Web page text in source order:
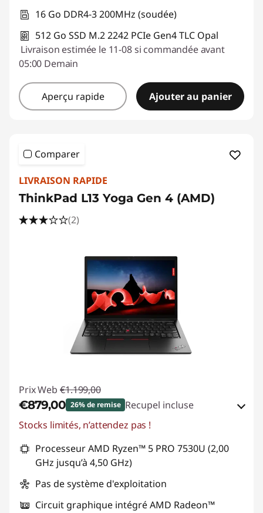
16 Go DDR4-3 200MHz (soudée)
512 Go SSD M.2 2242 PCIe Gen4 TLC Opal
Livraison estimée le 11-08 si commandée avant
05:00 Demain
Aperçu rapide Ajouter au panier
Comparer
LIVRAISON RAPIDE
ThinkPad L13 Yoga Gen 4 (AMD)
(2)
Prix Web €1.199,00
€879,00 26% de remise Recupel incluse
Bons de réduction en ligne :
Code de réduction :THINK-SUMMER
Stocks limités, n’attendez pas !
Processeur AMD Ryzen™ 5 PRO 7530U (2,00
GHz jusqu’à 4,50 GHz)
Pas de système d'exploitation
Circuit graphique intégré AMD Radeon™